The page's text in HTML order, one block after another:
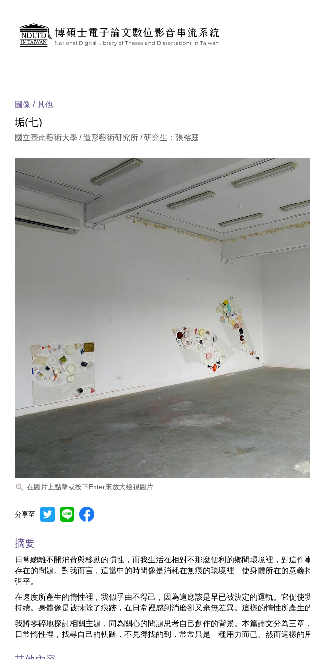
圖像 其他
垢(七)
國立臺南藝術大學 / 造形藝術研究所 / 研究生：張榕庭
在圖片上點擊或按下Enter來放大檢視圖片
分享至
摘要
日常總離不開消費與移動的慣性，而我生活在相對不那麼便利的鄉間環境裡，對這
存在的問題。對我而言，這當中的時間像是消耗在無痕的環境裡，使身體所在的意義
弭平。
在速度所產生的惰性裡，我似乎由不得己，因為這應該是早已被決定的運軌。它促
持續。身體像是被抹除了痕跡，在日常裡感到消磨卻又毫無差異。這樣的惰性所產生
我將零碎地探討相關主題，同為關心的問題思考自己創作的背景。本篇論文分為三
日常惰性裡，找尋自己的軌跡，不見得找的到，常常只是一種用力而已。然而這樣的